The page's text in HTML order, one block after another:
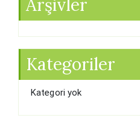
Arşivler
Kategoriler
Kategori yok